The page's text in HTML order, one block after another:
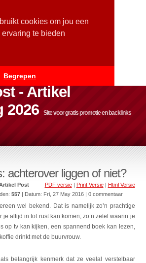
cookies om jou een
te bieden
Begrepen
- Artikel
2026
Site voor gratis promotie en backlinks
achterover liggen of niet?
PDF versie| Print Versie| Html Versie
Post
557 | Datum: Fri, 27 May 2016 | 0 commentaar
wel bekend. Dat is namelijk zo’n prachtige
altijd in tot rust kan komen; zo’n zetel waarin je
op tv kan kijken, een spannend boek kan lezen,
drinkt met de buurvrouw.
belangrijk kenmerk dat ze veelal verstelbaar